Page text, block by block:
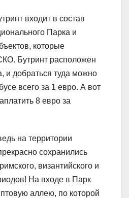
входит в состав
Парка и
которые
Бутринт расположен
и добраться туда можно
всего за 1 евро. А вот
8 евро за
на территории
сохранились
византийского и
На входе в Парк
аллею, по которой